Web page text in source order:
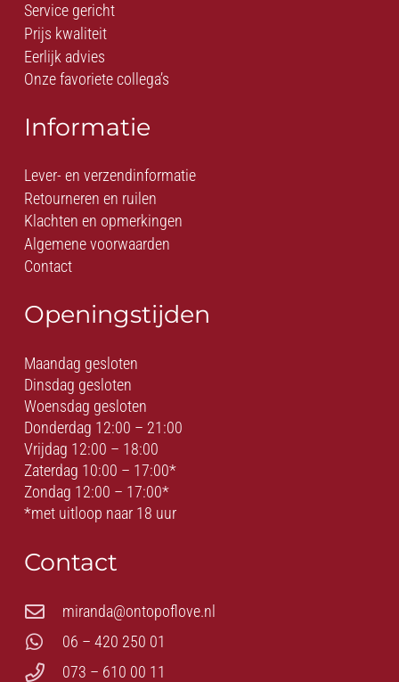
Service gericht
Prijs kwaliteit
Eerlijk advies
Onze favoriete collega’s
Informatie
Lever- en verzendinformatie
Retourneren en ruilen
Klachten en opmerkingen
Algemene voorwaarden
Contact
Openingstijden
Maandag gesloten
Dinsdag gesloten
Woensdag gesloten
Donderdag 12:00 – 21:00
Vrijdag 12:00 – 18:00
Zaterdag 10:00 – 17:00*
Zondag 12:00 – 17:00*
*met uitloop naar 18 uur
Contact
miranda@ontopoflove.nl
06 – 420 250 01
073 – 610 00 11